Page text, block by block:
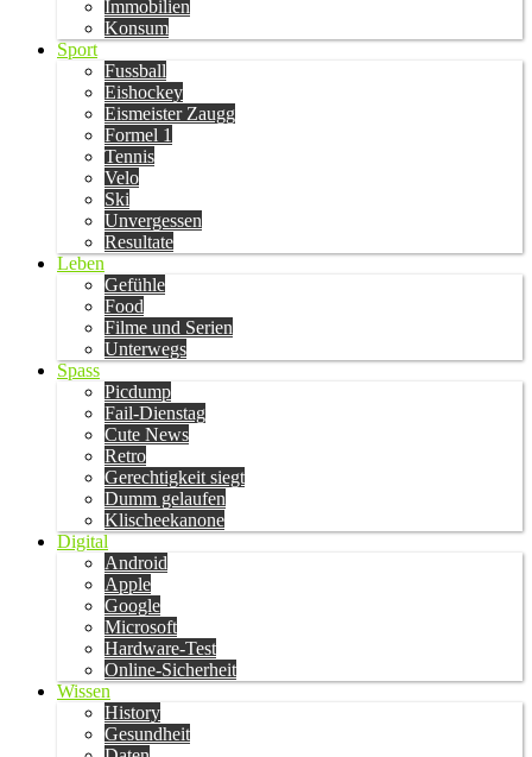
Immobilien
Konsum
Sport
Fussball
Eishockey
Eismeister Zaugg
Formel 1
Tennis
Velo
Ski
Unvergessen
Resultate
Leben
Gefühle
Food
Filme und Serien
Unterwegs
Spass
Picdump
Fail-Dienstag
Cute News
Retro
Gerechtigkeit siegt
Dumm gelaufen
Klischeekanone
Digital
Android
Apple
Google
Microsoft
Hardware-Test
Online-Sicherheit
Wissen
History
Gesundheit